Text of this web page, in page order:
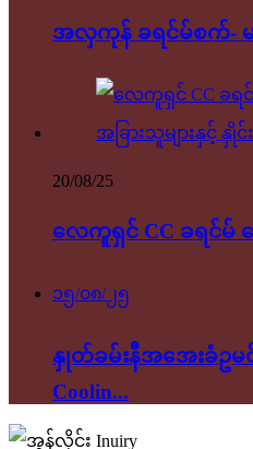
အလှကုန် ခရင်မ်စက်- မရှိ
20/08/25
လေကူရှင် CC ခရင်မ် စ
၁၅/၀၈/၂၅
နှုတ်ခမ်းနီအအေးခံဥမင်
Coolin...